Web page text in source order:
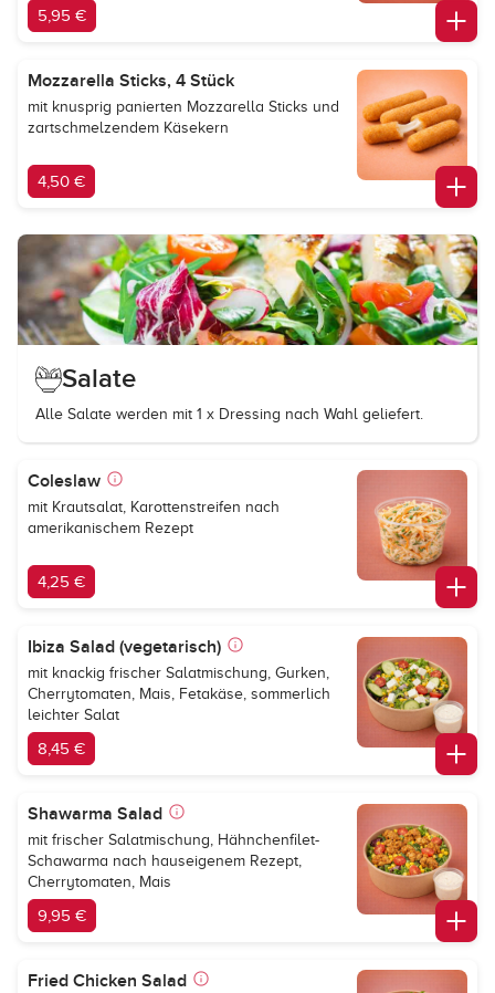
5,95 €
Mozzarella Sticks, 4 Stück
mit knusprig panierten Mozzarella Sticks und
zartschmelzendem Käsekern
4,50 €
Salate
Alle Salate werden mit 1 x Dressing nach Wahl geliefert.
Coleslaw
mit Krautsalat, Karottenstreifen nach
amerikanischem Rezept
4,25 €
Ibiza Salad (vegetarisch)
mit knackig frischer Salatmischung, Gurken,
Cherrytomaten, Mais, Fetakäse, sommerlich
leichter Salat
8,45 €
Shawarma Salad
mit frischer Salatmischung, Hähnchenfilet-
Schawarma nach hauseigenem Rezept,
Cherrytomaten, Mais
9,95 €
Fried Chicken Salad